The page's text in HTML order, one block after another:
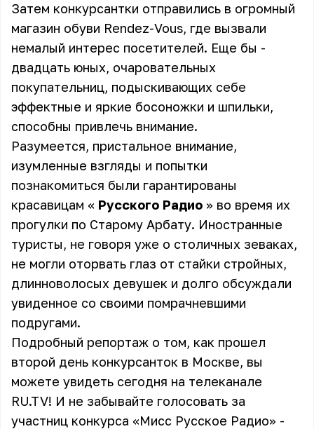
Затем конкурсантки отправились в огромный
магазин обуви Rеndez-Vous, где вызвали
немалый интерес посетителей. Еще бы -
двадцать юных, очаровательных
покупательниц, подыскивающих себе
эффектные и яркие босоножки и шпильки,
способны привлечь внимание.
Разумеется, пристальное внимание,
изумленные взгляды и попытки
познакомиться были гарантированы
красавицам « Русского Радио » во время их
прогулки по Старому Арбату. Иностранные
туристы, не говоря уже о столичных зеваках,
не могли оторвать глаз от стайки стройных,
длинноволосых девушек и долго обсуждали
увиденное со своими помрачневшими
подругами.
Подробный репортаж о том, как прошел
второй день конкурсанток в Москве, вы
можете увидеть сегодня на телеканале
RU.TV! И не забывайте голосовать за
участниц конкурса «Мисс Русское Радио» -